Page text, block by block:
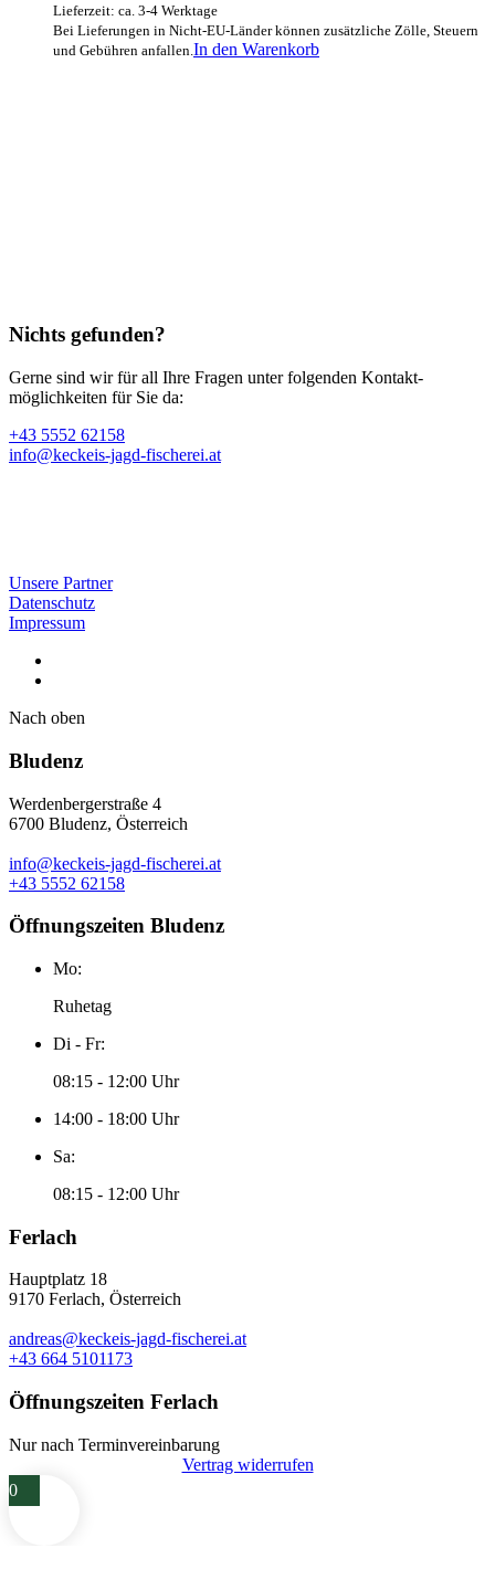
Lieferzeit: ca. 3-4 Werktage
Bei Lieferungen in Nicht-EU-Länder können zusätzliche Zölle, Steuern
und Gebühren anfallen. In den Warenkorb
Nichts gefunden?
Gerne sind wir für all Ihre Fragen unter folgenden Kontakt­
möglichkeiten für Sie da:
+43 5552 62158
info@keckeis-jagd-fischerei.at
Unsere Partner
Datenschutz
Impressum
Nach oben
Bludenz
Werdenbergerstraße 4
6700 Bludenz, Österreich
info@keckeis-jagd-fischerei.at
+43 5552 62158
Öffnungszeiten Bludenz
Mo:
Ruhetag
Di - Fr:
08:15 - 12:00 Uhr
14:00 - 18:00 Uhr
Sa:
08:15 - 12:00 Uhr
Ferlach
Hauptplatz 18
9170 Ferlach, Österreich
andreas@keckeis-jagd-fischerei.at
+43 664 5101173
Öffnungszeiten Ferlach
Nur nach Terminvereinbarung
Vertrag widerrufen
0